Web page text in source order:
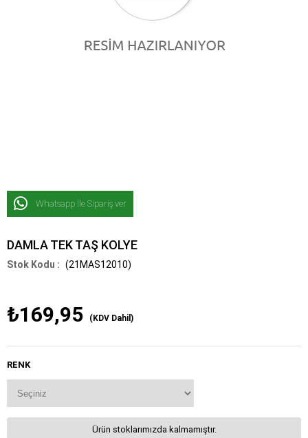
Whatsapp İle Sipariş ver
DAMLA TEK TAŞ KOLYE
(21MAS12010)
₺169,95 (KDV Dahil)
RENK
Ürün stoklarımızda kalmamıştır.